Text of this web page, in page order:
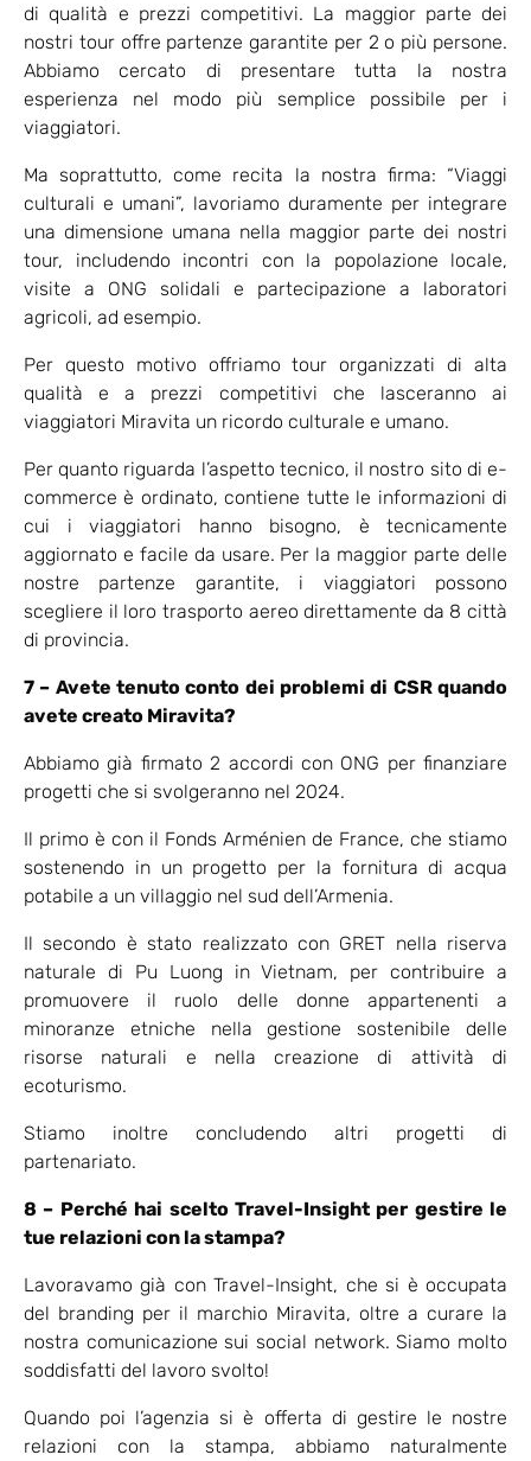
di qualità e prezzi competitivi. La maggior parte dei
nostri tour offre partenze garantite per 2 o più persone.
Abbiamo cercato di presentare tutta la nostra
esperienza nel modo più semplice possibile per i
viaggiatori.
Ma soprattutto, come recita la nostra firma: “Viaggi
culturali e umani”, lavoriamo duramente per integrare
una dimensione umana nella maggior parte dei nostri
tour, includendo incontri con la popolazione locale,
visite a ONG solidali e partecipazione a laboratori
agricoli, ad esempio.
Per questo motivo offriamo tour organizzati di alta
qualità e a prezzi competitivi che lasceranno ai
viaggiatori Miravita un ricordo culturale e umano.
Per quanto riguarda l’aspetto tecnico, il nostro sito di e-
commerce è ordinato, contiene tutte le informazioni di
cui i viaggiatori hanno bisogno, è tecnicamente
aggiornato e facile da usare. Per la maggior parte delle
nostre partenze garantite, i viaggiatori possono
scegliere il loro trasporto aereo direttamente da 8 città
di provincia.
7 – Avete tenuto conto dei problemi di CSR quando
avete creato Miravita?
Abbiamo già firmato 2 accordi con ONG per finanziare
progetti che si svolgeranno nel 2024.
Il primo è con il Fonds Arménien de France, che stiamo
sostenendo in un progetto per la fornitura di acqua
potabile a un villaggio nel sud dell’Armenia.
Il secondo è stato realizzato con GRET nella riserva
naturale di Pu Luong in Vietnam, per contribuire a
promuovere il ruolo delle donne appartenenti a
minoranze etniche nella gestione sostenibile delle
risorse naturali e nella creazione di attività di
ecoturismo.
Stiamo inoltre concludendo altri progetti di
partenariato.
8 – Perché hai scelto Travel-Insight per gestire le
tue relazioni con la stampa?
Lavoravamo già con Travel-Insight, che si è occupata
del branding per il marchio Miravita, oltre a curare la
nostra comunicazione sui social network. Siamo molto
soddisfatti del lavoro svolto!
Quando poi l’agenzia si è offerta di gestire le nostre
relazioni con la stampa, abbiamo naturalmente